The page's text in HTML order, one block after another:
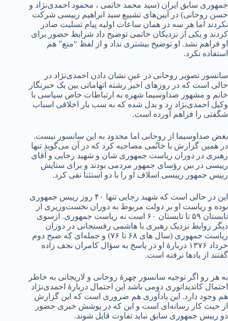
جمهوری سابق ایران (سید محمد خاتمی ، محمود احمدی‌نژاد و
حسن روحانی) در آیین‌های تشییع سید ابراهیم رییسی شرکت
نکردند اما هر سه در همان ساعات اولیه پیام تسلیت صادر
کردند و یکی از نزدیکان خاتمی توضیح داد شرایط حضور برای
او فراهم نشد. او توضیح بیشتری نداد و از لفظ “منع” هم
استفاده نکرد.
سانسور تصویر روحانی در عینِ نشان دادن احمدی‌نژاد در
حالی است که در روزهای اخیر رشته اتهاماتی بین یک خبرنگار
خانم و مشهور صداوسیما شهره به ارتباطات خاص سیاسی با
وکیل احمدی‌نژاد رد و بدل شده که به سب بار اخلاقی اسباب
شگفتی را فراهم آورده است.
بغض صداوسیما از روحانی اما محدود به این سانسور نیست.
در همین گزارش با خانُمی مصاحبه کرد که در آن می‌گوید تنها
رهبری در دوران ریاست جمهوری شان و شهید رجایی و آقای
رییسی در بین رؤسای جمهور مردمی بودند و برای ستایش
رییس جمهور رییسی اسلاف او را با دو استثنا نفی کرد.
این در حالی است که شهید رجایی تنها ۴۰ روز رییس جمهوری
بوده و ریاست او بر دولت مربوط به دوران نخست‌وزیری از
تابستان ۵۹ تا تابستان ۶۰ است نه ریاست جمهوری. ازسوی
دیگر روابط نزدیک رهبری با هاشمی رفسنجانی در دوران
ریاست جمهوری (‌سال های ۶۸ تا ۷۶) و جمله‌ای که صبح دوم
خرداد ۱۳۷۶ دربارۀ او در پاسخ به سؤال کامران نجف زاده
گفتند از یادها نرفته است.
به هر رو اگر توجیه سانسور چهرۀ روحانی و لاریجانی به خاطر
احتمال کاندیداتوری دومی باشد این احتمال دربارۀ احمدی‌نژاد
هم وجود دارد. این یادآوری هم ضروری است که این گزارش
از حیث کار رسانه‌ای است و این که در پوشش خبری حضور
دو رییس جمهوری سابق نباید تفاوت قایل شوند.